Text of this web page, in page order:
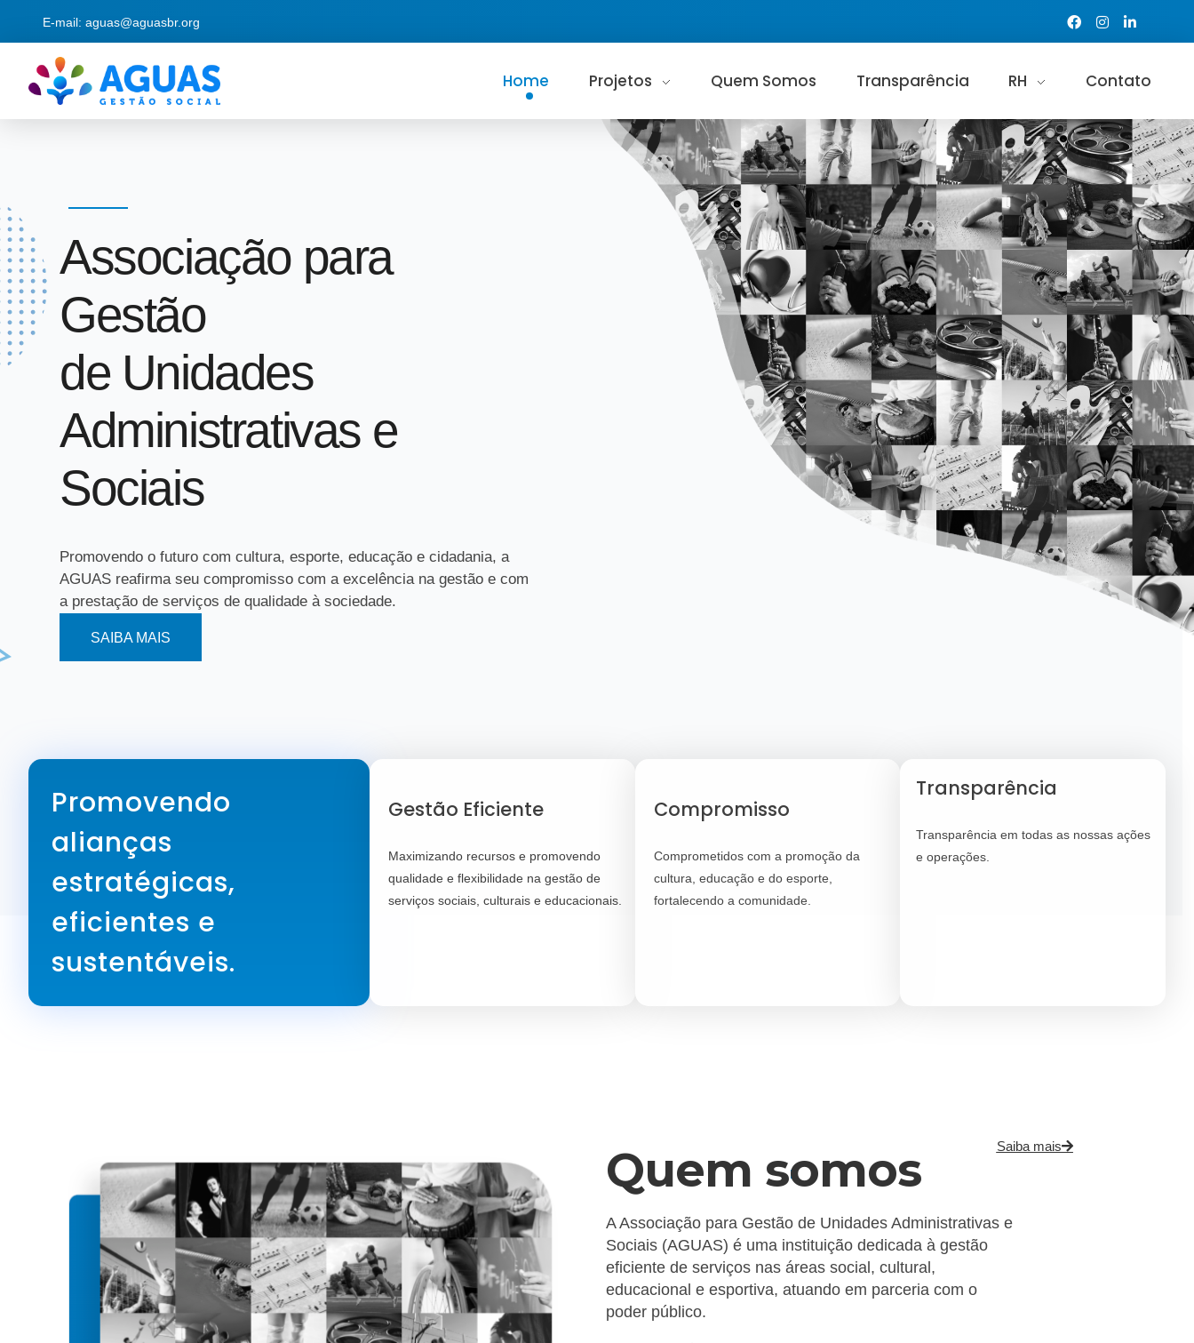
E-mail: aguas@aguasbr.org
Home Projetos Quem Somos Transparência RH Contato
Associação para
Gestão
de Unidades
Administrativas e
Sociais
Promovendo o futuro com cultura, esporte, educação e cidadania, a
AGUAS reafirma seu compromisso com a excelência na gestão e com
a prestação de serviços de qualidade à sociedade.
SAIBA MAIS
Promovendo
alianças
estratégicas,
eficientes e
sustentáveis.
Gestão Eficiente
Maximizando recursos e promovendo
qualidade e flexibilidade na gestão de
serviços sociais, culturais e educacionais.
Compromisso
Comprometidos com a promoção da
cultura, educação e do esporte,
fortalecendo a comunidade.
Transparência
Transparência em todas as nossas ações
e operações.
Saiba mais
Quem somos
A Associação para Gestão de Unidades Administrativas e
Sociais (AGUAS) é uma instituição dedicada à gestão
eficiente de serviços nas áreas social, cultural,
educacional e esportiva, atuando em parceria com o
poder público.